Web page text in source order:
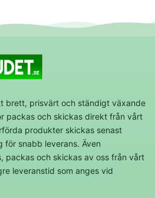
brett, prisvärt och ständigt växande
packas och skickas direkt från vårt
produkter skickas senast
för snabb leverans. Även
packas och skickas av oss från vårt
leveranstid som anges vid